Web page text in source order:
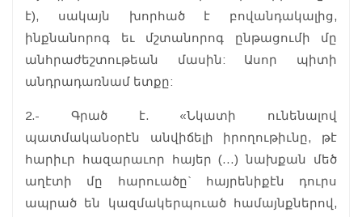
է), սակայն խորհած է բովանդակալից,
ինքնանորոգ եւ մշտանորոգ ընթացումի մը
անհրաժեշտութեան մասին: Ասոր պիտի
անդրադառնամ ետքը:
2.- Գրած է. «Նկատի ունենալով
պատմականօրէն անվիճելի իրողութիւնը, թէ
հարիւր հազարաւոր հայեր (…) նախքան մեծ
աղէտի մը հարուածը` հայրենիքէն դուրս
ապրած են կազմակերպուած համայնքներով,